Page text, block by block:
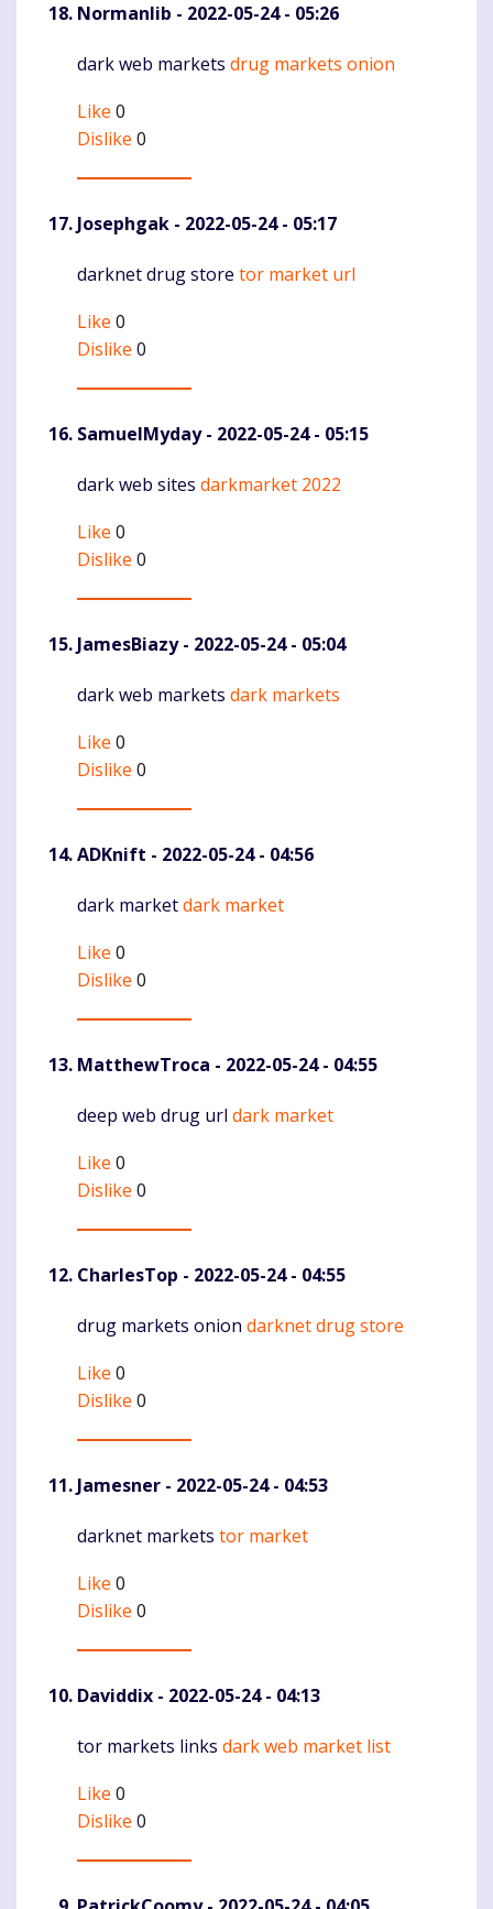
Normanlib - 2022-05-24 - 05:26
Komentaras
dark web markets drug markets onion
Like 0
Dislike 0
Josephgak - 2022-05-24 - 05:17
Komentaras
darknet drug store tor market url
Like 0
Dislike 0
SamuelMyday- 2022-05-24 - 05:15
Komentaras
dark web sites darkmarket 2022
Like 0
Dislike 0
JamesBiazy- 2022-05-24 - 05:04
Komentaras
dark web markets dark markets
Like 0
Dislike 0
ADKnift - 2022-05-24 - 04:56
Komentaras
dark marketdark market
Like 0
Dislike 0
MatthewTroca - 2022-05-24 - 04:55
Komentaras
deep web drug url dark market
Like 0
Dislike 0
CharlesTop - 2022-05-24 - 04:55
Komentaras
drug markets onion darknet drug store
Like 0
Dislike 0
Jamesner - 2022-05-24 - 04:53
Komentaras
darknet markets tor market
Like 0
Dislike 0
Daviddix - 2022-05-24 - 04:13
Komentaras
tor markets links dark web market list
Like 0
Dislike 0